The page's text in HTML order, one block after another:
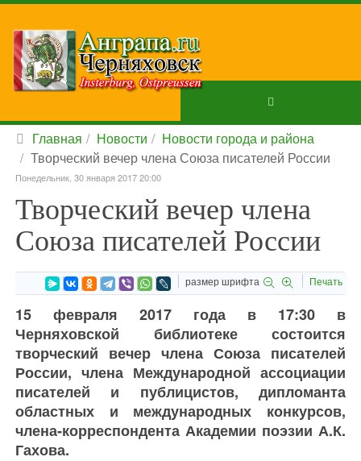
Главная Новости
Новости города и района
Творческий вечер члена Союза писателей России
Понедельник, 30 января 2017 20:00
Творческий вечер члена
Союза писателей России
размер шрифта Печать
15 февраля 2017 года в 17:30 в
Черняховской библиотеке состоится
творческий вечер члена Союза писателей
России, члена Международной ассоциации
писателей и публицистов, дипломанта
областных и международных конкурсов,
члена-корреспондента Академии поэзии А.К.
Гахова.